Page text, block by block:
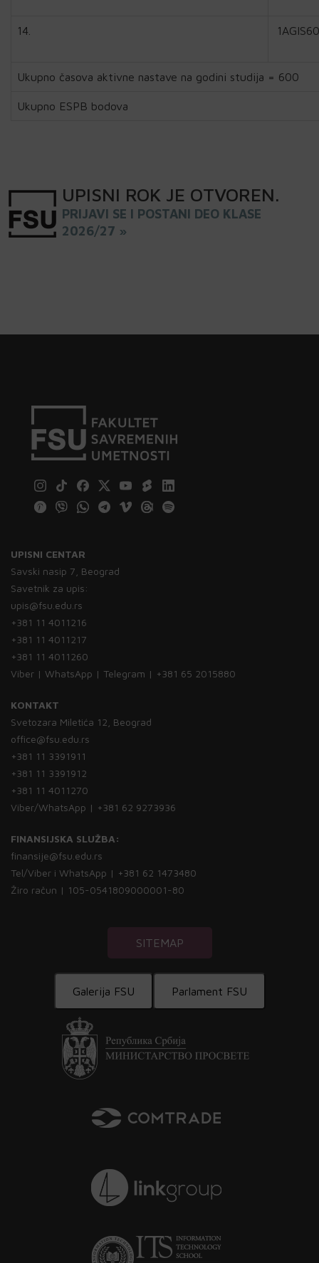
14.
Ukupno časova aktivne nastave na godini studija = 600
Ukupno ESPB bodova
UPISNI ROK JE OTVOREN.
PRIJAVI SE I POSTANI DEO KLASE
2026/27 »
UPISNI CENTAR
Savski nasip 7, Beograd
Savetnik za upis:
upis@fsu.edu.rs
+381 11 4011216
+381 11 4011217
+381 11 4011260
Viber | WhatsApp | Telegram | +381 65 2015880
KONTAKT
Svetozara Miletića 12, Beograd
office@fsu.edu.rs
+381 11 3391911
+381 11 3391912
+381 11 4011270
Viber/WhatsApp | +381 62 9273936
FINANSIJSKA SLUŽBA:
finansije@fsu.edu.rs
Tel/Viber i WhatsApp | +381 62 1473480
Žiro račun | 105-0541809000001-80
SITEMAP
Galerija FSU Parlament FSU